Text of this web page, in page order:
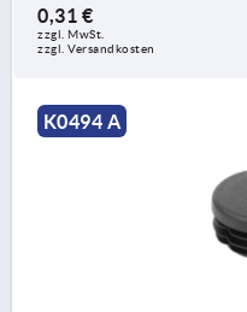
0,31 €
zzgl. MwSt.
zzgl. Versandkosten
K0494 A